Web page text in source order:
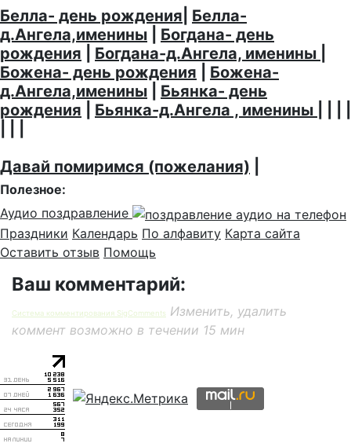
Белла- день рождения Белла-
д.Ангела,именины
Богдана- день
рождения
Богдана-д.Ангела, именины
Божена- день рождения
Божена-
д.Ангела,именины
Бьянка- день
рождения
Бьянка-д.Ангела , именины
Давай помиримся (пожелания)
Полезное:
Аудио поздравление
Праздники Календарь По алфавиту Карта сайта
Оставить отзыв Помощь
Ваш комментарий:
Система комментирования SigComments
Изменить, удалить
коммент возможно в течении 15 мин